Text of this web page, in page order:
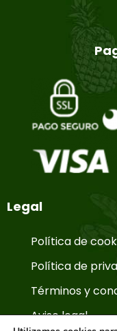
Legal
Política de
Política de
Términos y
Aviso legal